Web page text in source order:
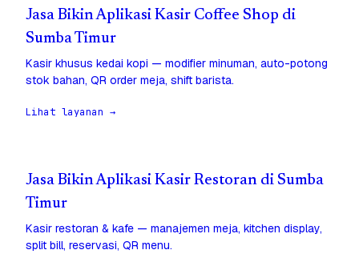
Jasa Bikin Aplikasi Kasir Coffee Shop di
Sumba Timur
Kasir khusus kedai kopi — modifier minuman, auto-potong
stok bahan, QR order meja, shift barista.
Lihat layanan →
Jasa Bikin Aplikasi Kasir Restoran di Sumba
Timur
Kasir restoran & kafe — manajemen meja, kitchen display,
split bill, reservasi, QR menu.